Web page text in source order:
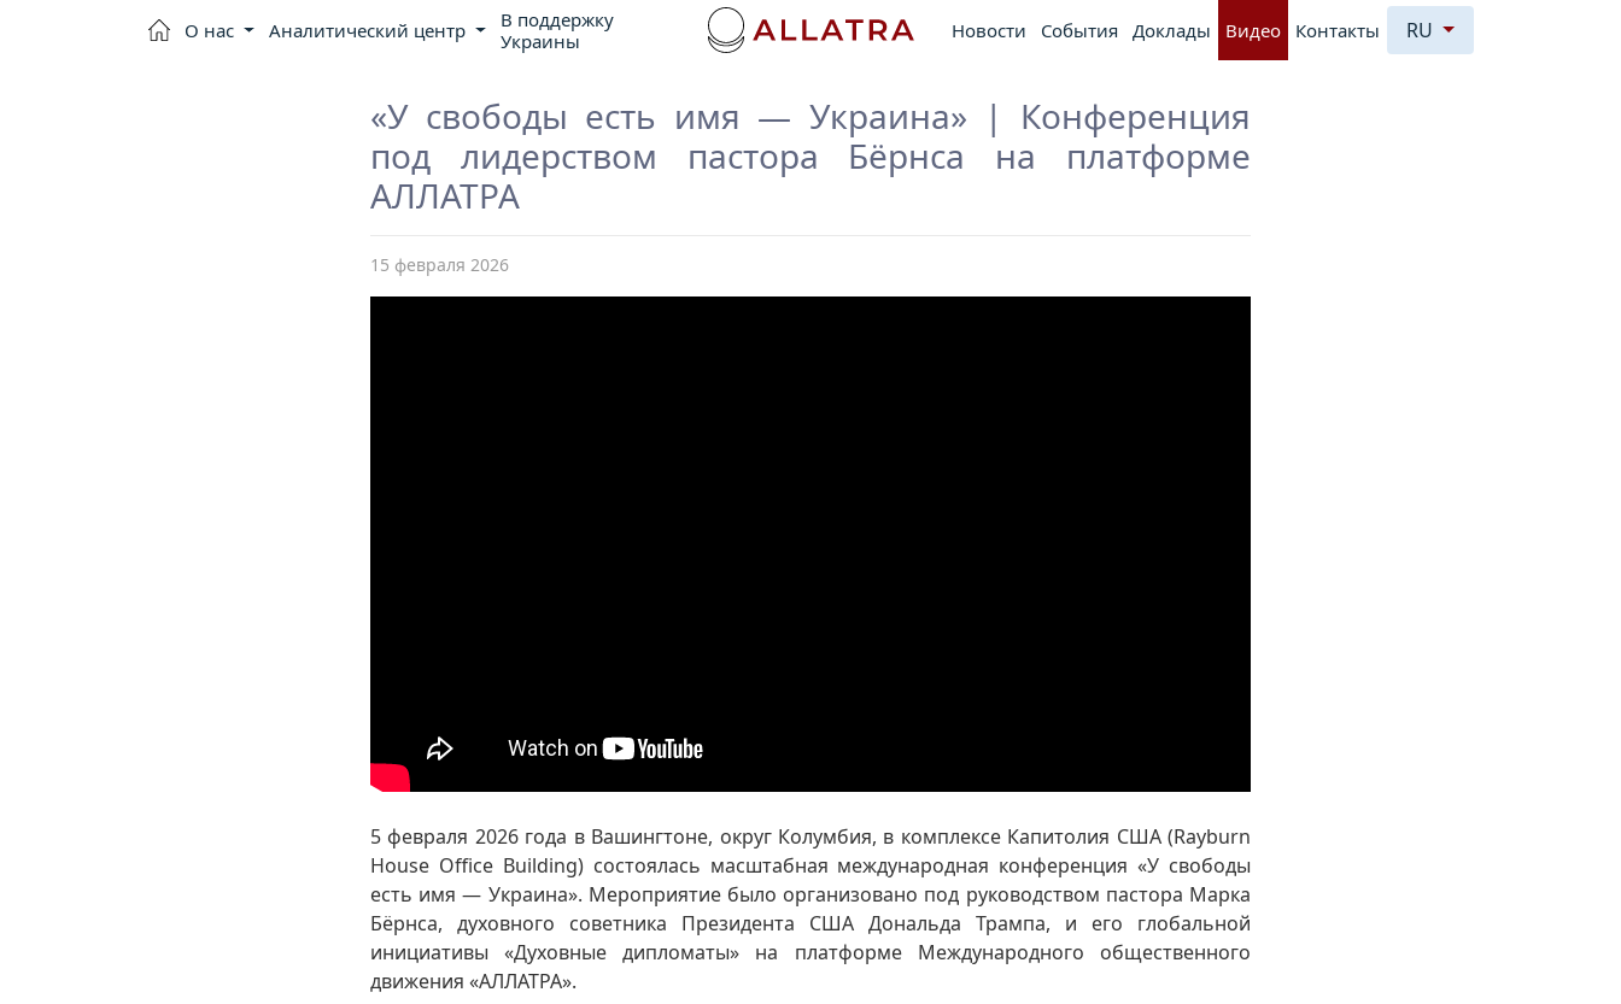
О нас Аналитический центр
В поддержку
Украины
Новости События Доклады Видео Контакты RU
«У свободы есть имя — Украина» | Конференция
под лидерством пастора Бёрнса на платформе
АЛЛАТРА
15 февраля 2026
5 февраля 2026 года в Вашингтоне, округ Колумбия, в комплексе Капитолия США (Rayburn
House Office Building) состоялась масштабная международная конференция «У свободы
есть имя — Украина». Мероприятие было организовано под руководством пастора Марка
Бёрнса, духовного советника Президента США Дональда Трампа, и его глобальной
инициативы «Духовные дипломаты» на платформе Международного общественного
движения «АЛЛАТРА».